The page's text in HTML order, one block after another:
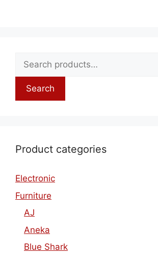
Search
Product categories
Electronic
Furniture
AJ
Aneka
Blue Shark